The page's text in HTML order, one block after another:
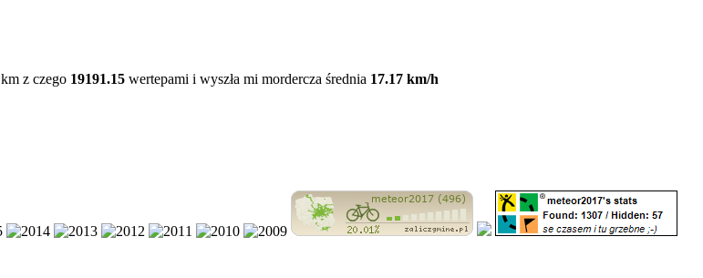
km z czego 19191.15 wertepami i wyszła mi mordercza średnia 17.17 km/h